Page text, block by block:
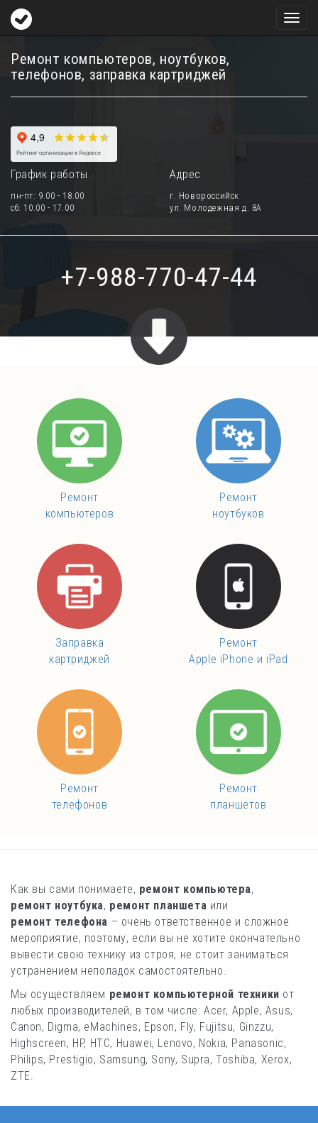
Ремонт компьютеров, ноутбуков,
телефонов, заправка картриджей
График работы
пн-пт: 9.00 - 18.00
сб: 10.00 - 17.00
Адрес
г. Новороссийск
ул. Молодежная д. 8А
+7-988-770-47-44
Ремонт
компьютеров
Ремонт
ноутбуков
Заправка
картриджей
Ремонт
Apple iPhone и iPad
Ремонт
телефонов
Ремонт
планшетов
Как вы сами понимаете, ремонт компьютера,
ремонт ноутбука, ремонт планшета или
ремонт телефона – очень ответственное и сложное
мероприятие, поэтому, если вы не хотите окончательно
вывести свою технику из строя, не стоит заниматься
устранением неполадок самостоятельно.
Мы осуществляем ремонт компьютерной техники от
любых производителей, в том числе: Acer, Apple, Asus,
Canon, Digma, eMachines, Epson, Fly, Fujitsu, Ginzzu,
Highscreen, HP, HTC, Huawei, Lenovo, Nokia, Panasonic,
Philips, Prestigio, Samsung, Sony, Supra, Toshiba, Xerox,
ZTE.